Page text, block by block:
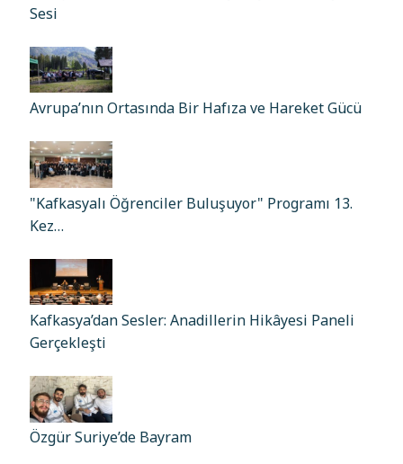
Sesi
Avrupa’nın Ortasında Bir Hafıza ve Hareket Gücü
"Kafkasyalı Öğrenciler Buluşuyor" Programı 13.
Kez…
Kafkasya’dan Sesler: Anadillerin Hikâyesi Paneli
Gerçekleşti
Özgür Suriye’de Bayram